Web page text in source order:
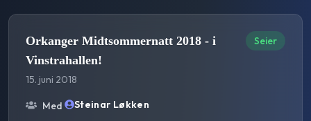
Orkanger Midtsommernatt 2018 - i
Vinstrahallen!
15. juni 2018
Seier
Med
Steinar Løkken